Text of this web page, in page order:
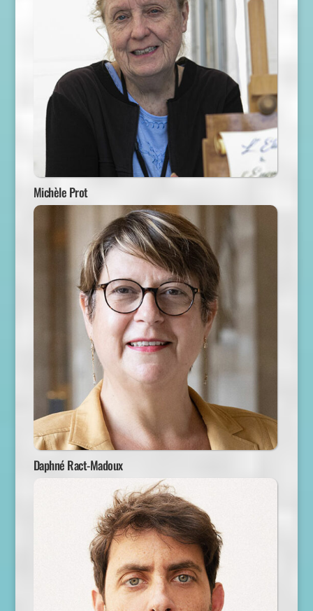
Michèle Prot
Daphné Ract-Madoux